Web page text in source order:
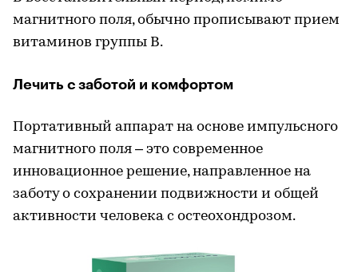
магнитного поля, обычно прописывают прием
витаминов группы В.
Лечить с заботой и комфортом
Портативный аппарат на основе импульсного
магнитного поля – это современное
инновационное решение, направленное на
заботу о сохранении подвижности и общей
активности человека с остеохондрозом.